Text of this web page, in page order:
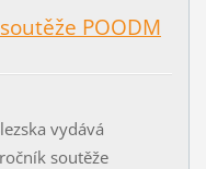
POODM
vydává
soutěže